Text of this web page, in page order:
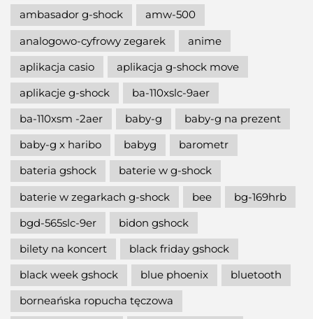
ambasador g-shock
amw-500
analogowo-cyfrowy zegarek
anime
aplikacja casio
aplikacja g-shock move
aplikacje g-shock
ba-110xslc-9aer
ba-110xsm -2aer
baby-g
baby-g na prezent
baby-g x haribo
babyg
barometr
bateria gshock
baterie w g-shock
baterie w zegarkach g-shock
bee
bg-169hrb
bgd-565slc-9er
bidon gshock
bilety na koncert
black friday gshock
black week gshock
blue phoenix
bluetooth
borneańska ropucha tęczowa